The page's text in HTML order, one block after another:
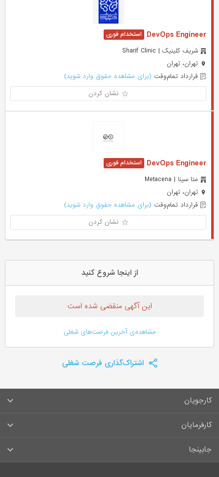
DevOps Engineer
شریف کلینیک | Sharif Clinic
تهران، تهران
قرارداد تمام‌وقت (برای مشاهده حقوق وارد شوید)
نشان کردن
DevOps Engineer
متا سینا | Metacena
تهران، تهران
قرارداد تمام‌وقت (برای مشاهده حقوق وارد شوید)
نشان کردن
از اینجا شروع کنید
این آگهی منقضی شده است
مشاهده‌ی آخرین فرصت‌های شغلی
اشتراک‌گذاری فرصت شغلی
کارجویان
سوالات متداول کارجویان
لیست مشاغل
کارفرمایان
راهنمای ثبت آگهی استخدام
جابینجا